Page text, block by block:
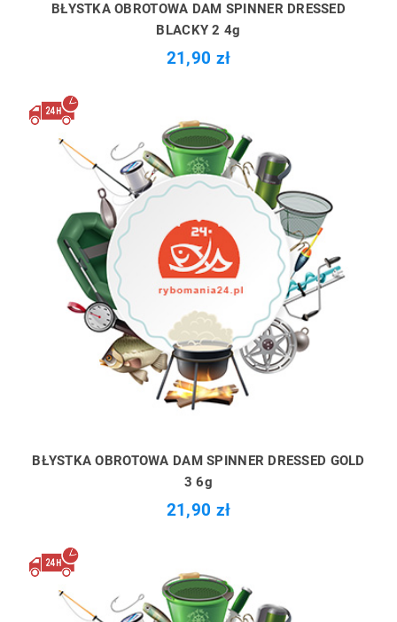
BŁYSTKA OBROTOWA DAM SPINNER DRESSED
BLACKY 2 4g
21,90 zł
BŁYSTKA OBROTOWA DAM SPINNER DRESSED GOLD
3 6g
21,90 zł